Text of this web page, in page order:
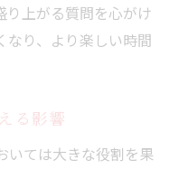
り上がる質問を心がけ
なり、より楽しい時間
る影響
いては大きな役割を果